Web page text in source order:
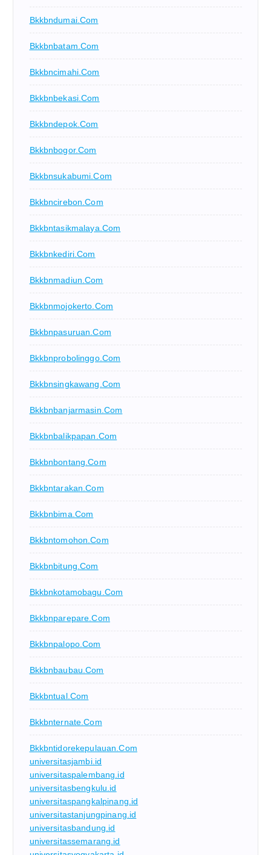
Bkkbndumai.com
Bkkbnbatam.com
Bkkbncimahi.com
Bkkbnbekasi.com
Bkkbndepok.com
Bkkbnbogor.com
Bkkbnsukabumi.com
Bkkbncirebon.com
Bkkbntasikmalaya.com
Bkkbnkediri.com
Bkkbnmadiun.com
Bkkbnmojokerto.com
Bkkbnpasuruan.com
Bkkbnprobolinggo.com
Bkkbnsingkawang.com
Bkkbnbanjarmasin.com
Bkkbnbalikpapan.com
Bkkbnbontang.com
Bkkbntarakan.com
Bkkbnbima.com
Bkkbntomohon.com
Bkkbnbitung.com
Bkkbnkotamobagu.com
Bkkbnparepare.com
Bkkbnpalopo.com
Bkkbnbaubau.com
Bkkbntual.com
Bkkbnternate.com
Bkkbntidorekepulauan.com
universitasjambi.id
universitaspalembang.id
universitasbengkulu.id
universitaspangkalpinang.id
universitastanjungpinang.id
universitasbandung.id
universitassemarang.id